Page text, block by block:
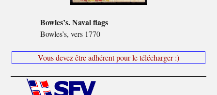
Bowles’s. Naval flags
Bowles’s, vers 1770
Vous devez être adhérent pour le télécharger :)